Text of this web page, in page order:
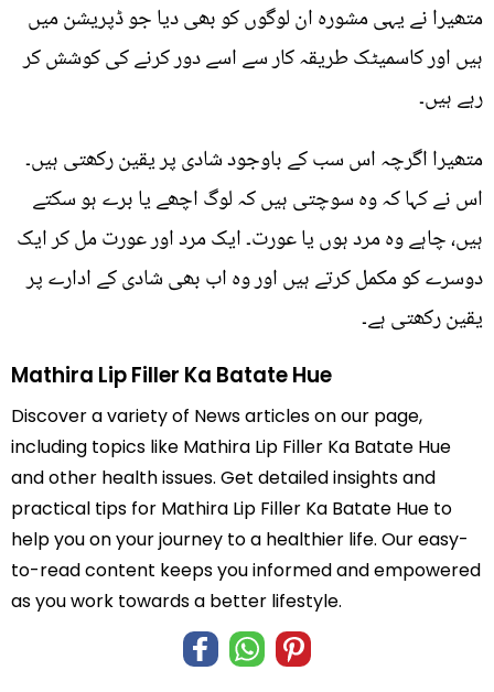
متھیرا نے یہی مشورہ ان لوگوں کو بھی دیا جو ڈپریشن میں
ہیں اور کاسمیٹک طریقہ کار سے اسے دور کرنے کی کوشش کر
رہے ہیں۔
متھیرا اگرچہ اس سب کے باوجود شادی پر یقین رکھتی ہیں۔
اس نے کہا کہ وہ سوچتی ہیں کہ لوگ اچھے یا برے ہو سکتے
ہیں، چاہے وہ مرد ہوں یا عورت۔ ایک مرد اور عورت مل کر ایک
دوسرے کو مکمل کرتے ہیں اور وہ اب بھی شادی کے ادارے پر
یقین رکھتی ہے۔
Mathira Lip Filler Ka Batate Hue
Discover a variety of News articles on our page,
including topics like Mathira Lip Filler Ka Batate Hue
and other health issues. Get detailed insights and
practical tips for Mathira Lip Filler Ka Batate Hue to
help you on your journey to a healthier life. Our easy-
to-read content keeps you informed and empowered
as you work towards a better lifestyle.